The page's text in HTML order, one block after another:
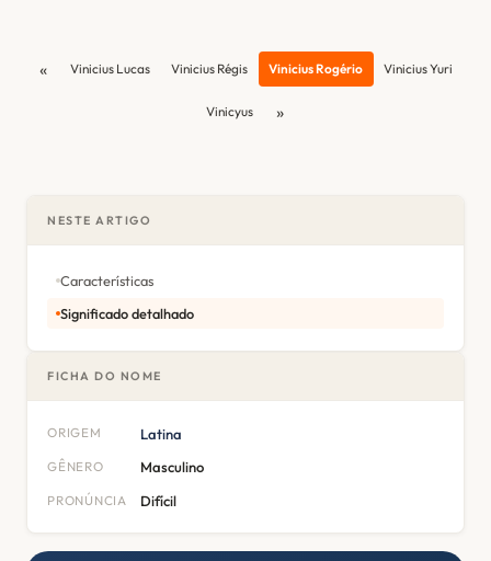
« Vinicius Lucas Vinicius Régis Vinicius Rogério Vinicius Yuri
Vinicyus »
NESTE ARTIGO
Características
Significado detalhado
FICHA DO NOME
ORIGEM Latina
GÊNERO Masculino
PRONÚNCIA Difícil